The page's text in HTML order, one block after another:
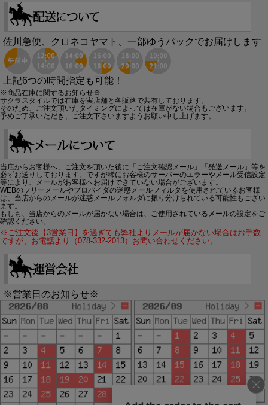
佐川急便、クロネコヤマト、一部ゆうパックでお届けします
上記6つの時間指定も可能！
※商品在庫に関するお知らせ※
サクラスタイルでは在庫を実店舗と各販路で共有しております。
そのため、ご注文頂いたタイミングによっては在庫がない場合もございます。
予めご了承いただき、ご注文下さいますようお願い申し上げます。
当店からお客様へ、ご注文を頂いた後に「ご注文確認メール」「発送メール」等を
必ずお送りしております。ですが稀にお客様のサーバーのエラーやメール受信設定
等により、メールがお客様へお届けできていない場合がございます。
WEBのフリーメールやプロバイダの迷惑メールフィルタを使用されているお客様
は、当店からのメールが迷惑メールフォルダに振り分けられている可能性もござい
ます。
もしも、当店からのメールが届かない場合は、ご使用されているメールの設定をご
確認ください。
※ご注文後【3営業日】を過ぎても弊社よりメールが届かない場合はお手数
ですが、お電話より（078-332-2013）お問い合わせください。
※営業日のお知らせ※